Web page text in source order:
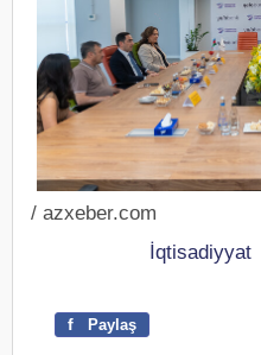
/ azxeber.com
İqtisadiyyat
f Paylaş